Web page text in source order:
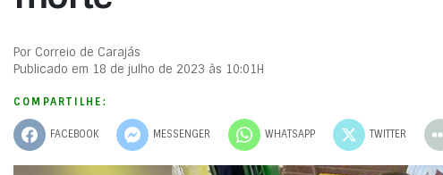
Por Correio de Carajás
Publicado em 18 de julho de 2023 às 10:01H
COMPARTILHE:
FACEBOOK MESSENGER WHATSAPP TWITTER